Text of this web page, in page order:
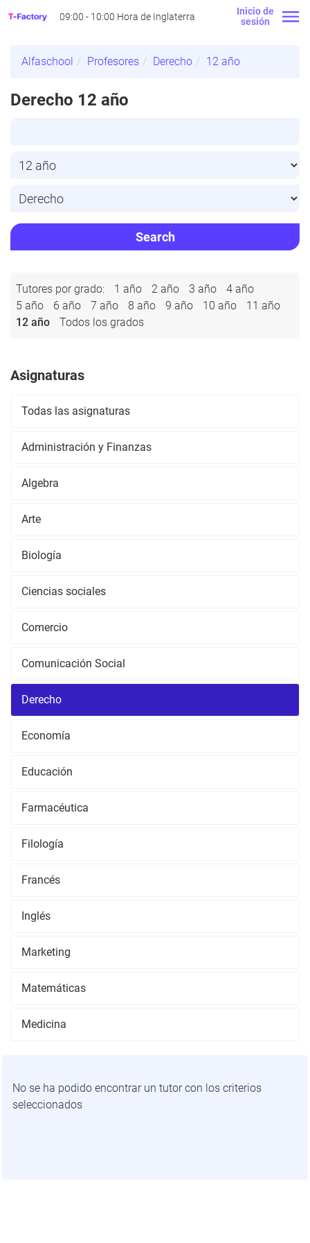
Inicio de
sesión
09:00 - 10:00 Hora de Inglaterra
Alfaschool Profesores Derecho 12 año
Derecho 12 año
Search
Tutores por grado: 1 año 2 año 3 año
4 año
5 año
6 año 7 año 8 año 9 año 10 año
11 año
12 año
Todos los grados
No se ha podido encontrar un tutor con los criterios
seleccionados
Asignaturas
Todas las asignaturas
Administración y Finanzas
Algebra
Arte
Biología
Ciencias sociales
Comercio
Comunicación Social
Derecho
Economía
Educación
Farmacéutica
Filología
Francés
Inglés
Marketing
Matemáticas
Medicina